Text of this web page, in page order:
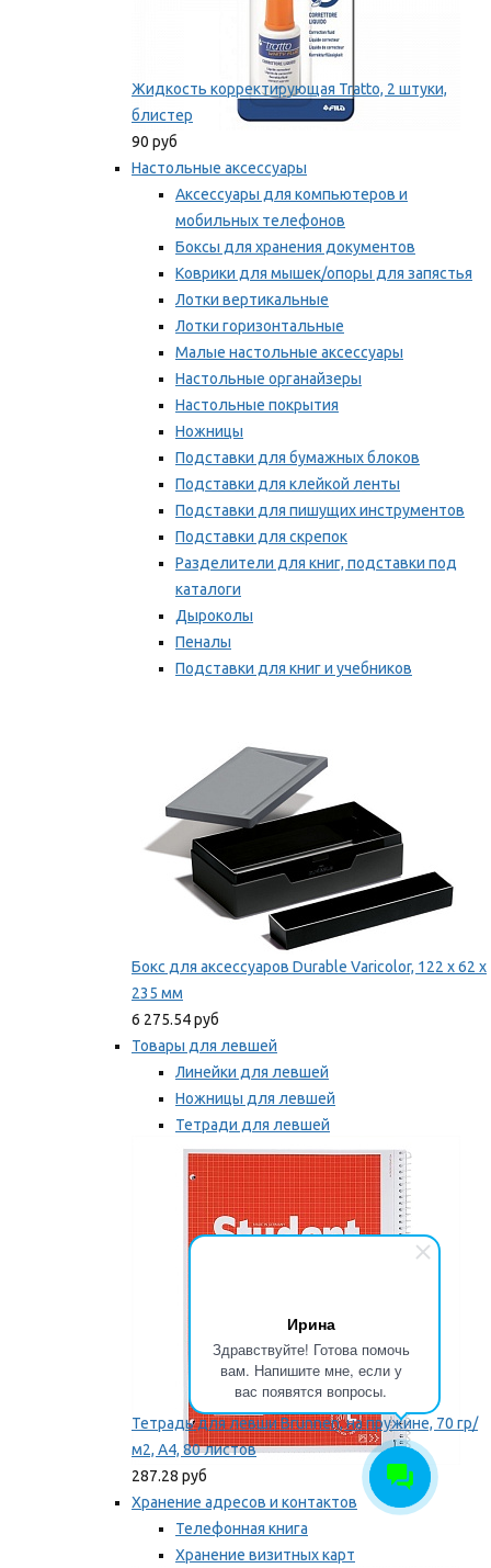
Ирина
Здравствуйте! Готова помочь
вам. Напишите мне, если у
вас появятся вопросы.
Жидкость корректирующая Tratto, 2 штуки,
блистер
90 руб
Настольные аксессуары
Аксессуары для компьютеров и
мобильных телефонов
Боксы для хранения документов
Коврики для мышек/опоры для запястья
Лотки вертикальные
Лотки горизонтальные
Малые настольные аксессуары
Настольные органайзеры
Настольные покрытия
Ножницы
Подставки для бумажных блоков
Подставки для клейкой ленты
Подставки для пишущих инструментов
Подставки для скрепок
Разделители для книг, подставки под
каталоги
Дыроколы
Пеналы
Подставки для книг и учебников
Бокс для аксессуаров Durable Varicolor, 122 x 62 x
235 мм
6 275.54 руб
Товары для левшей
Линейки для левшей
Ножницы для левшей
Тетради для левшей
Точилки для левшей
Мы рекомендуем
Тетрадь для левши Brunnen, на пружине, 70 гр/
м2, А4, 80 листов
287.28 руб
Хранение адресов и контактов
Телефонная книга
Хранение визитных карт